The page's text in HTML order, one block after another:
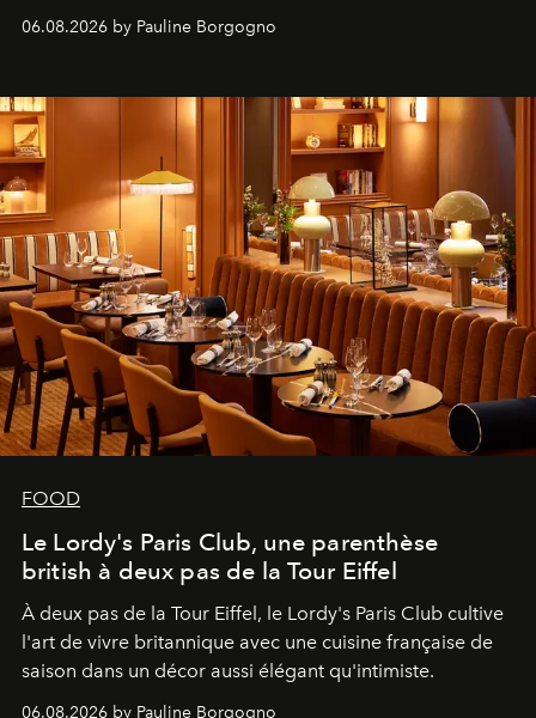
06.08.2026 by Pauline Borgogno
FOOD
Le Lordy's Paris Club, une parenthèse
british à deux pas de la Tour Eiffel
À deux pas de la Tour Eiffel, le Lordy's Paris Club cultive
l'art de vivre britannique avec une cuisine française de
saison dans un décor aussi élégant qu'intimiste.
06.08.2026 by Pauline Borgogno